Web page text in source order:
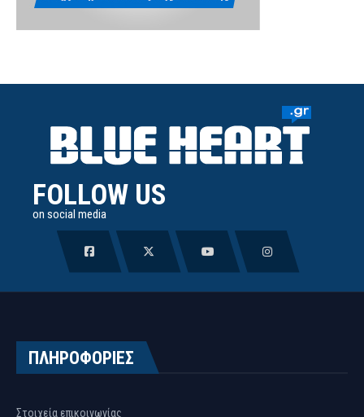
FOLLOW US
on social media
ΠΛΗΡΟΦΟΡΙΕΣ
Στοιχεία επικοινωνίας